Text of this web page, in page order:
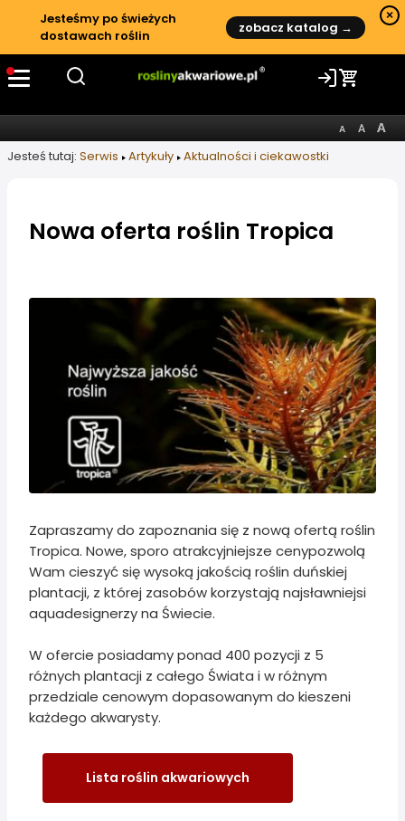
Jesteśmy po świeżych
dostawach roślin
zobacz katalog →
×
Jesteś tutaj: Serwis Artykuły Aktualności i ciekawostki
Nowa oferta roślin Tropica
Zapraszamy do zapoznania się z nową ofertą roślin
Tropica. Nowe, sporo atrakcyjniejsze cenypozwolą
Wam cieszyć się wysoką jakością roślin duńskiej
plantacji, z której zasobów korzystają najsławniejsi
aquadesignerzy na Świecie.
W ofercie posiadamy ponad 400 pozycji z 5
różnych plantacji z całego Świata i w różnym
przedziale cenowym dopasowanym do kieszeni
każdego akwarysty.
Lista roślin akwariowych